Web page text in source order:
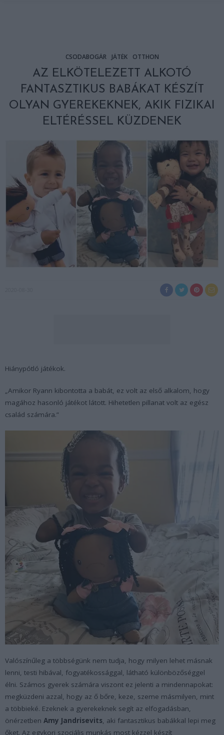
CSODABOGÁR JÁTÉK OTTHON
AZ ELKÖTELEZETT ALKOTÓ
FANTASZTIKUS BABÁKAT KÉSZÍT
OLYAN GYEREKEKNEK, AKIK FIZIKAI
ELTÉRÉSSEL KÜZDENEK
Hiánypótló játékok.
„Amikor Ryann kibontotta a babát, ez volt az első alkalom, hogy
magához hasonló játékot látott. Hihetetlen pillanat volt az egész
család számára.”
Valószínűleg a többségünk nem tudja, hogy milyen lehet másnak
lenni, testi hibával, fogyatékossággal, látható különbözőséggel
élni. Számos gyerek számára viszont ez jelenti a mindennapokat:
megküzdeni azzal, hogy az ő bőre, keze, szeme másmilyen, mint
a többieké. Ezeknek a gyerekeknek segít az elfogadásban,
önérzetben Amy Jandrisevits, aki fantasztikus babákkal lepi meg
őket. Az egykori szociális munkás most kézzel készít